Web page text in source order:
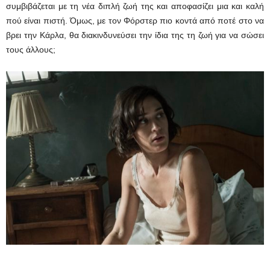
συμβιβάζεται με τη νέα διπλή ζωή της και αποφασίζει μια και καλή
πού είναι πιστή. Όμως, με τον Φόρστερ πιο κοντά από ποτέ στο να
βρει την Κάρλα, θα διακινδυνεύσει την ίδια της τη ζωή για να σώσει
τους άλλους;